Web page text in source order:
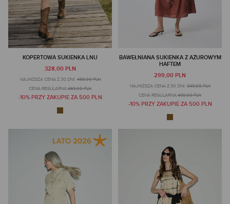
KOPERTOWA SUKIENKA LNU
328,00 PLN
NAJNIŻSZA CENA Z 30 DNI: 469,00 PLN
CENA REGULARNA:469,00 PLN
-10% PRZY ZAKUPIE ZA 500 PLN
BAWEŁNIANA SUKIENKA Z AŻUROWYM
HAFTEM
299,00 PLN
NAJNIŻSZA CENA Z 30 DNI: 349,00 PLN
CENA REGULARNA:499,00 PLN
-10% PRZY ZAKUPIE ZA 500 PLN